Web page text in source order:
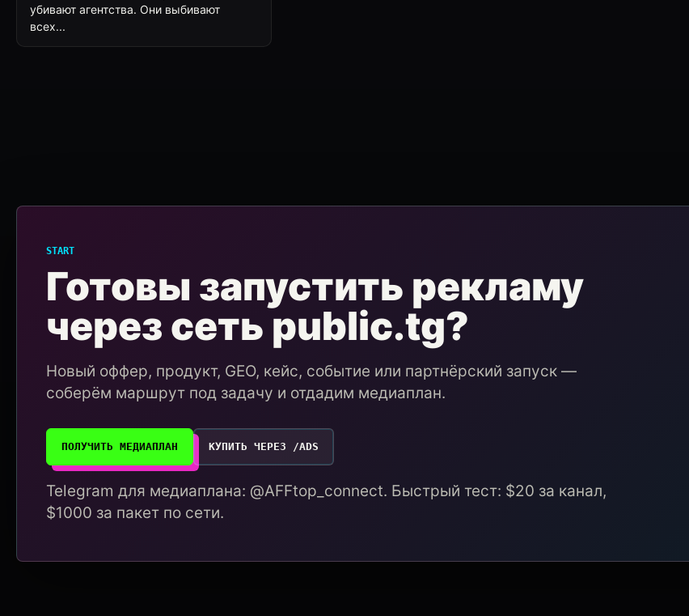
убивают агентства. Они выбивают
всех...
START
Готовы запустить рекламу
через сеть public.tg?
Новый оффер, продукт, GEO, кейс, событие или партнёрский запуск —
соберём маршрут под задачу и отдадим медиаплан.
ПОЛУЧИТЬ МЕДИАПЛАН КУПИТЬ ЧЕРЕЗ /ADS
Telegram для медиаплана: @AFFtop_connect. Быстрый тест: $20 за канал,
$1000 за пакет по сети.